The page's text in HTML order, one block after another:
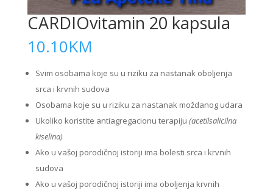
CARDIOvitamin 20 kapsula
10.10KM
Svim osobama koje su u riziku za nastanak oboljenja
srca i krvnih sudova
Osobama koje su u riziku za nastanak moždanog udara
Ukoliko koristite antiagregacionu terapiju (acetilsalicilna
kiselina)
Ako u vašoj porodičnoj istoriji ima bolesti srca i krvnih
sudova
Ako u vašoj porodičnoj istoriji ima oboljenja krvnih